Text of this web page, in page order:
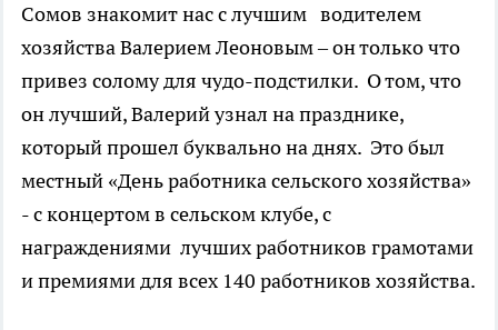
Сомов знакомит нас с лучшим водителем
хозяйства Валерием Леоновым – он только что
привез солому для чудо-подстилки. О том, что
он лучший, Валерий узнал на празднике,
который прошел буквально на днях. Это был
местный «День работника сельского хозяйства»
- с концертом в сельском клубе, с
награждениями лучших работников грамотами
и премиями для всех 140 работников хозяйства.